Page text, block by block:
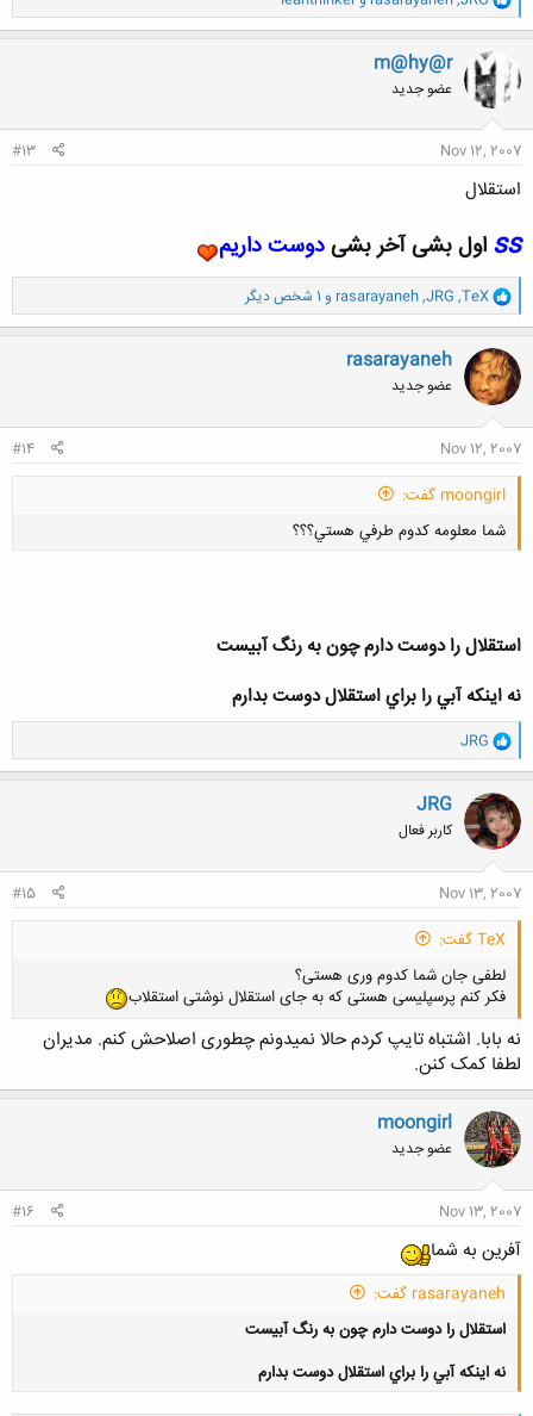
ا
ک
ن
ش
ه
ا
m@hy@r
عضو جدید
Nov 12, 2007
#13
استقلال
ss اول بشی آخر بشیدوست داریم
و
ا
ک
ن
ش
ه
ا
TeX
,
JRG
,
rasarayaneh و 1 شخص دیگر
rasarayaneh
عضو جدید
Nov 12, 2007
#14
moongirl گفت:
شما معلومه كدوم طرفي هستي؟؟؟
کلیک کنید تا باز شود...
استقلال را دوست دارم چون به رنگ آبيست
نه اينكه آبي را براي استقلال دوست بدارم
و
ا
ک
ن
ش
ه
ا
JRG
JRG
کاربر فعال
Nov 13, 2007
#15
TeX گفت:
لطفی جان شما کدوم وری هستی؟
فکر کنم پرسپلیسی هستی که به جای استقلال نوشتی استقلاب
نه بابا. اشتباه تایپ کردم حالا نمیدونم چطوری اصلاحش کنم. مدیران
لطفا کمک کنن.
moongirl
عضو جدید
Nov 13, 2007
#16
آفرين به شما
rasarayaneh گفت:
استقلال را دوست دارم چون به رنگ آبيست
نه اينكه آبي را براي استقلال دوست بدارم